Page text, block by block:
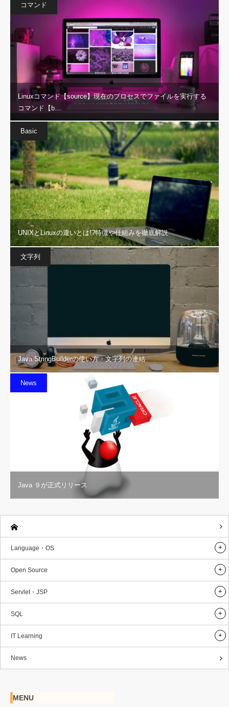
コマンド
Linuxコマンド【source】現在のプロセスでファイルを実行する
コマンド【b…
Basic
UNIXとLinuxの違いとは!?特徴や仕組みを徹底解説
文字列
Java StringBuilderの使い方・文字列の連結
News
Java ９が正式リリース
Language・OS
Open Source
Servlet・JSP
SQL
IT Learning
News
MENU